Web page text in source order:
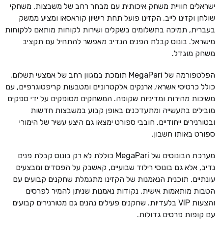
ישראלים חוויית משחק איכותית עם מבחר רחב של משבצות, משחקי
שולחן וקזינו לייב. הקזינו פועל תחת רישיון קוראסאו ומציע ממשק
בעברית, תמיכה בתשלומים בשקלים ושירות לקוחות מותאם ללקוחות
מישראל. בונוס קבלת הפנים הנדיב מאפשר להתחיל עם תקציב
משחק מוגדל.
הפלטפורמה של MegaPari תומכת במגוון רחב של אמצעי תשלום,
כולל כרטיסי אשראי, ארנקים אלקטרוניים ומטבעות קריפטוגרפיים, עם
משיכות מהירות ומדיניות שקופה. המשחקים מסופקים על ידי ספקים
מובילים בתעשייה ומתעדכנים באופן קבוע במשבצות חדשות
ובטורנירים ייחודיים. חובבי ספורט ימצאו גם היצע עשיר של הימורי
ספורט באותו חשבון.
מערכת הבונוסים של MegaPari כוללת לא רק בונוס קבלת פנים
נדיב, אלא גם בונוסי רילוד שבועיים, קאשבק על הפסדים ומבצעים
עונתיים. תוכנית הנאמנות של הקזינו מתגמלת שחקנים קבועים עם
הטבות מותאמות אישית, נקודות נאמנות שניתן להמיר לפרסים
והצעות VIP בלעדיות. שחקנים פעילים נהנים גם מטורנירים קבועים
עם קופות פרסים גדולות.